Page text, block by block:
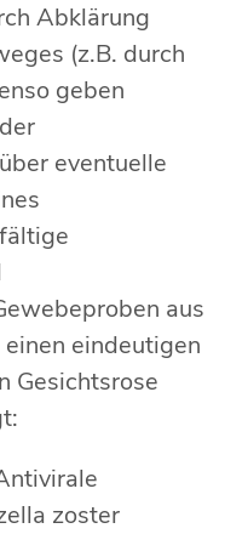
Abklärung
(z.B. durch
geben
eventuelle
aus
eindeutigen
Gesichtsrose
zoster